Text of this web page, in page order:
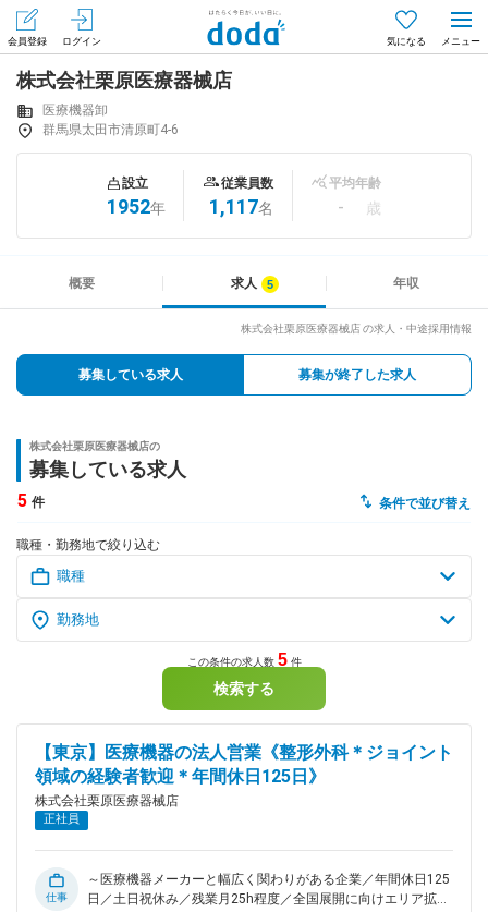
会員登録 ログイン 気になる
会員登録（無料）
はじめてdodaをご利用される方へ
求人を紹介してもらう
知りたい・聞きたい
専門サイト
対応時間：10:00～22:00(日曜・年末年始を除く)
自動案内は24時間365日対応
転職の「モヤモヤ」、一人で悩まず
気軽に相談してみませんか？
dodaの使い方は？
ヘルプ サイトマップ
株式会社栗原医療器械店
医療機器卸
群馬県太田市清原町4-6
設立
1952年
従業員数
1,117名
平均年齢
- 歳
概要 求人 年収
株式会社栗原医療器械店 の求人・中途採用情報
募集している求人 募集が終了した求人
株式会社栗原医療器械店の
募集している求人
5 件 条件で並び替え
職種・勤務地で絞り込む
この条件の求人数 5件
検索する
【東京】医療機器の法人営業《整形外科＊ジョイント
領域の経験者歓迎＊年間休日125日》
株式会社栗原医療器械店
正社員
仕事
～医療機器メーカーと幅広く関わりがある企業／年間休日125
日／土日祝休み／残業月25h程度／全国展開に向けエリア拡大